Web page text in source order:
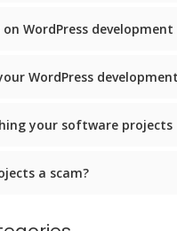
WordPress development
WordPress
your software projects
a scam?